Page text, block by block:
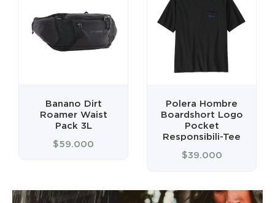
Polera Hombre
Boardshort Logo
Pocket
Responsibili-Tee
Banano Terravia
Mini Hip Pack 1L
$29.000